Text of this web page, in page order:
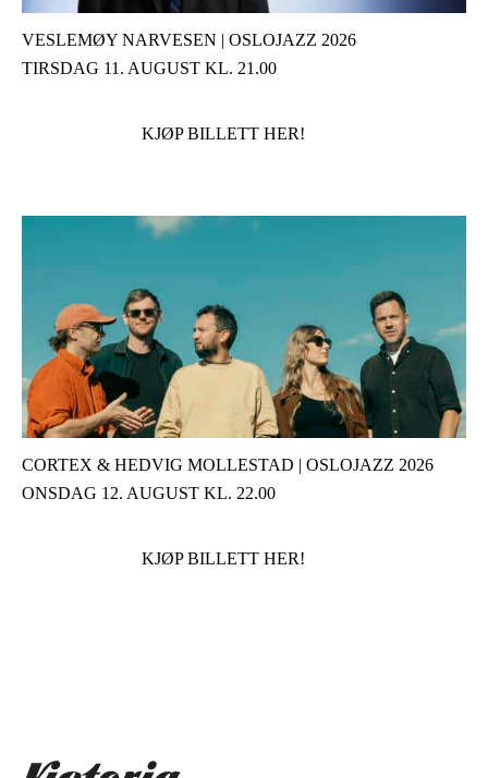
VESLEMØY NARVESEN | OSLOJAZZ 2026
TIRSDAG 11. AUGUST KL. 21.00
KJØP BILLETT HER!
CORTEX & HEDVIG MOLLESTAD | OSLOJAZZ 2026
ONSDAG 12. AUGUST KL. 22.00
KJØP BILLETT HER!